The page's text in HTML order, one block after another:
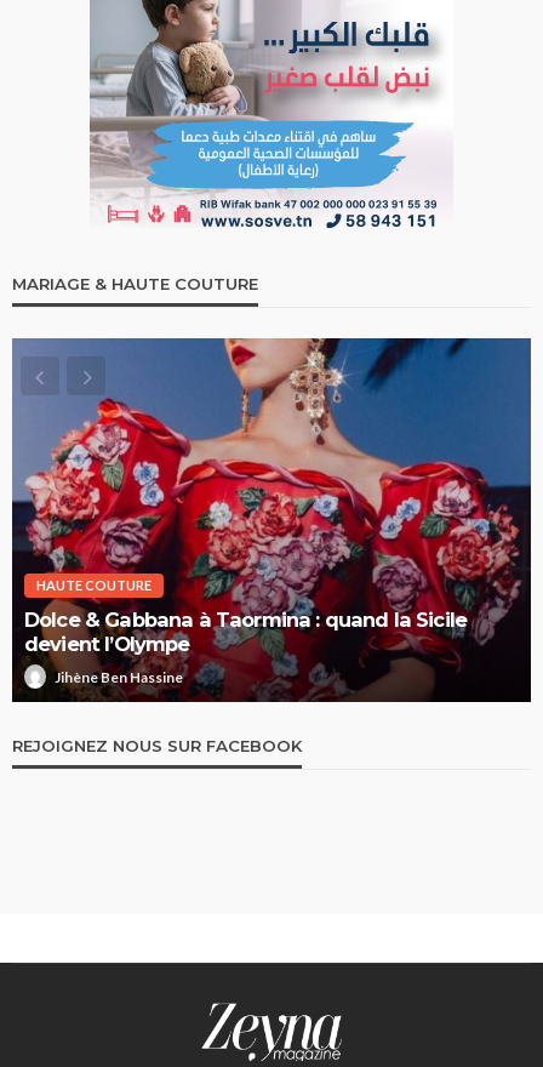
MARIAGE & HAUTE COUTURE
HAUTE COUTURE
Dolce & Gabbana à Taormina : quand la Sicile
devient l’Olympe
Jihène Ben Hassine
REJOIGNEZ NOUS SUR FACEBOOK